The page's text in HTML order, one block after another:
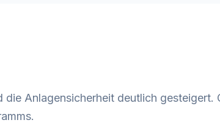
Anlagensicherheit deutlich gesteigert.